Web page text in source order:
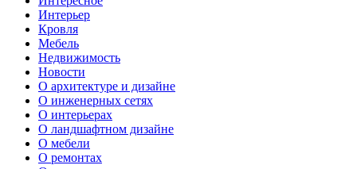
Интерьер
Кровля
Мебель
Недвижимость
Новости
О архитектуре и дизайне
О инженерных сетях
О интерьерах
О ландшафтном дизайне
О мебели
О ремонтах